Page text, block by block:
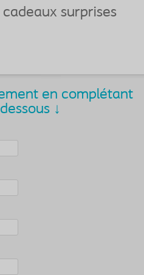
cadeaux surprises
en complétant
↓